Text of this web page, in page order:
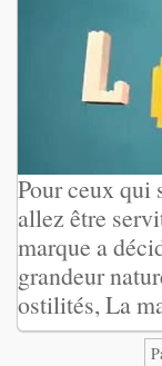
Pour ceux qui
allez être
marque a
grandeur
ostilités, La